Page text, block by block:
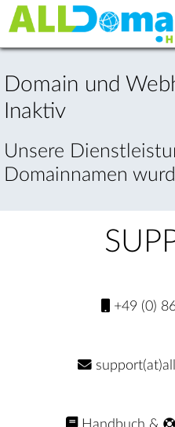
Domain und
Inaktiv
Unsere
Domainnamen
+49 (0)
Handbuch &